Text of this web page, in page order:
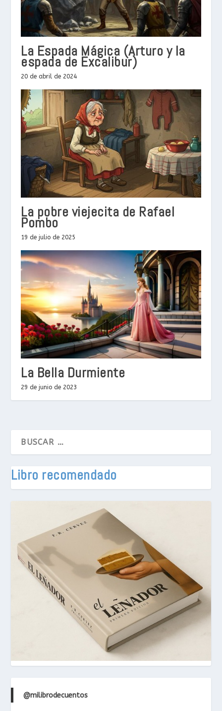
La Espada Mágica (Arturo y la
espada de Excalibur)
20 de abril de 2024
La pobre viejecita de Rafael
Pombo
19 de julio de 2025
La Bella Durmiente
29 de junio de 2023
Libro recomendado
@milibrodecuentos